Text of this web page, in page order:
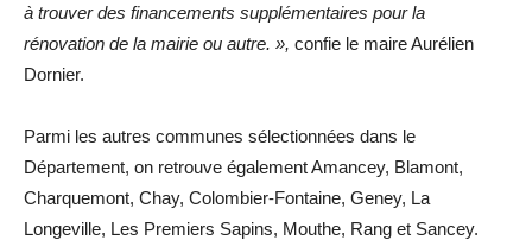
à trouver des financements supplémentaires pour la
rénovation de la mairie ou autre. », confie le maire Aurélien
Dornier.
Parmi les autres communes sélectionnées dans le
Département, on retrouve également Amancey, Blamont,
Charquemont, Chay, Colombier-Fontaine, Geney, La
Longeville, Les Premiers Sapins, Mouthe, Rang et Sancey.